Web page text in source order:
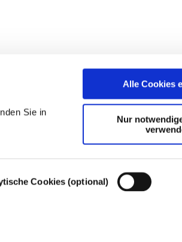
Sie in
Cookies (optional)
Alle Cookies
Nur
Einstellungen – Cookie-Richtlinie